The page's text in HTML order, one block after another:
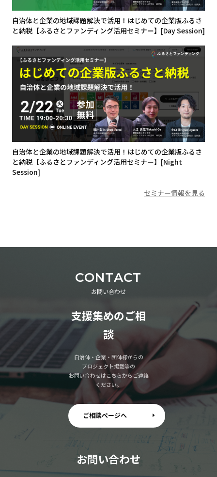
自治体と企業の地域課題解決で活用！はじめての企業版ふるさ
と納税【ふるさとファンディング活用セミナー】[Day Session]
自治体と企業の地域課題解決で活用！はじめての企業版ふるさ
と納税【ふるさとファンディング活用セミナー】[Night
Session]
セミナー情報を見る
CONTACT
お問い合わせ
支援集めのご相
談
自治体・企業・団体様からの
プロジェクト掲載等の
お問い合わせはこちらからご連絡
ください。
ご相談ページへ
お問い合わせ